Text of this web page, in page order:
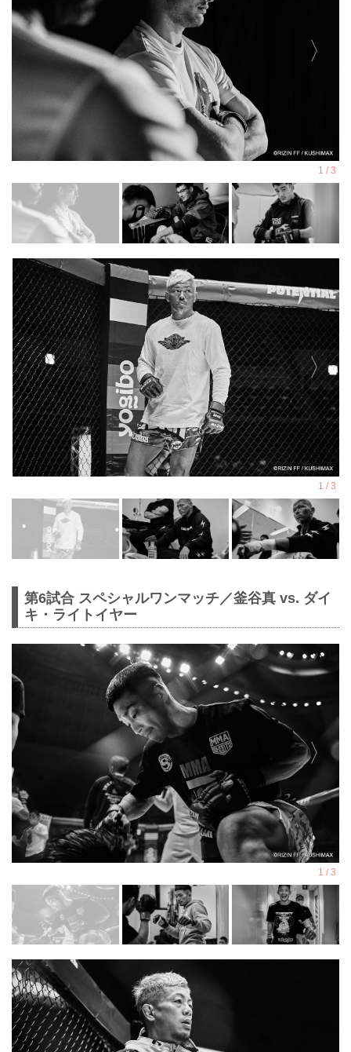
第6試合 スペシャルワンマッチ／釜谷真 vs. ダイ
キ・ライトイヤー